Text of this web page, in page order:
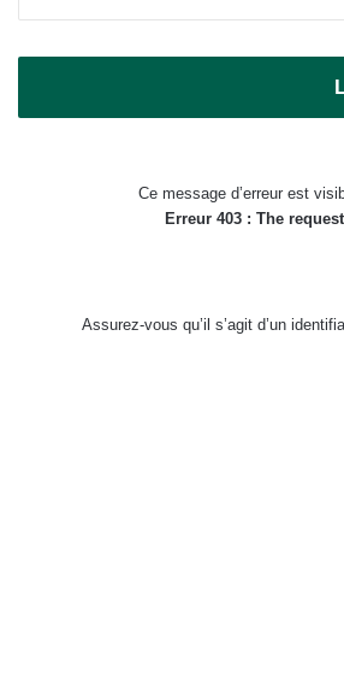
Ce message d’erreur est
Erreur 403 : The
Assurez-vous qu’il s’agit d’un